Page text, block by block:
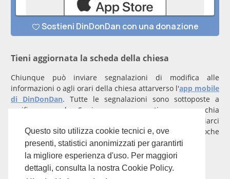
Questo sito utilizza cookie tecnici e, ove
presenti, statistici anonimizzati per garantirti
la migliore esperienza d'uso. Per maggiori
dettagli, consulta la nostra Cookie Policy.
Tieni aggiornata la scheda della chiesa
Chiunque può inviare segnalazioni di modifica alle
informazioni o agli orari della chiesa attarverso l'app mobile
di DinDonDan. Tutte le segnalazioni sono sottoposte a
verifica manuale. Se invece rappresenti una parrocchia
con un account verificato per inviarci
comunicazioni prioritarie che saranno gestite entro poche
Per qualunque domanda scrivi ainfo@dindondan.app